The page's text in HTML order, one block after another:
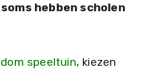
hebben scholen
speeltuin, kiezen